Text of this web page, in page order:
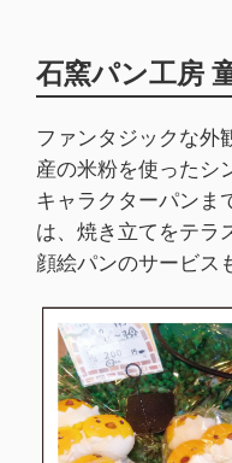
石窯パン工房
ファンタジックな外
産の米粉を使ったシ
キャラクターパンま
は、焼き立てをテラ
顔絵パンのサービス